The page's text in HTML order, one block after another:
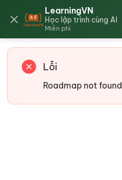
LearningVN
Học lập trình cùng AI
Miễn phí
Lỗi
Roadmap not found